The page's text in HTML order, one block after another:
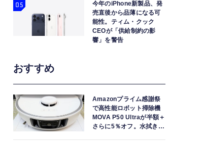
HUAWEI WATCH FIT 4 Pro 実機レビュー。サフ
理、すべてが
今年のiPhone新製品、発
売直後から品薄になる可
能性。ティム・クック
CEOが「供給制約の影
響」を警告
おすすめ
Amazonプライム感謝祭
で高性能ロボット掃除機
MOVA P50 Ultraが半額＋
さらに5％オフ。水拭きモ